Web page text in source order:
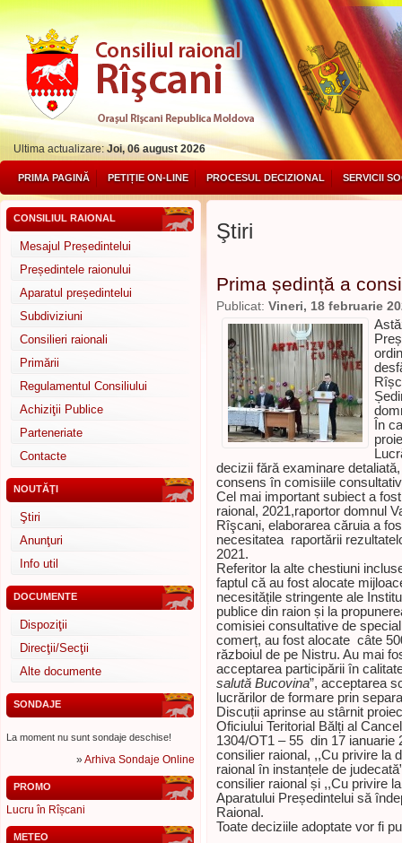
Ultima actualizare:Joi, 06 august 2026
PRIMA PAGINĂ PETIȚIE ON-LINE PROCESUL DECIZIONAL SERVICII
CONSILIUL RAIONAL
Mesajul Președintelui
Președintele raionului
Aparatul președintelui
Subdiviziuni
Consilieri raionali
Primării
Regulamentul Consiliului
Achiziţii Publice
Parteneriate
Contacte
NOUTĂŢI
Ştiri
Anunţuri
Info util
DOCUMENTE
Dispoziţii
Direcţii/Secţii
Alte documente
SONDAJE
La moment nu sunt sondaje deschise!
»Arhiva Sondaje Online
PROMO
Lucru în Rîșcani
METEO
Ştiri
Prima ședință a
Publicat: Vineri, 18 februarie
În
decizii fără examinare
consens în comisiile
Cel mai important subiect a
raional, 2021,raportor domnul
Rîşcani, elaborarea căruia a
necesitatea raportării
2021.
Referitor la alte chestiuni
faptul că au fost alocate
necesitățile stringente ale
publice din raion și la
comisiei consultative de
comerț, au fost alocate câte
războiul de pe Nistru. Au mai
acceptarea participării în
salută Bucovina”, acceptarea
lucrărilor de formare prin
Discuții aprinse au stârnit
Oficiului Teritorial Bălți al
1304/OT1 – 55 din 17 ianuarie
consilier raional, ,,Cu privire la
raional în instanțele de
consilier raional și ,,Cu privire
Aparatului Președintelui să
Raional.
Toate deciziile adoptate vor fi